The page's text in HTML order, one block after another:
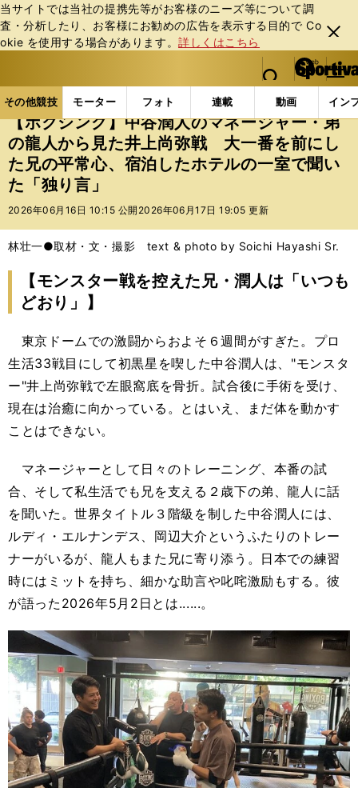
当サイトでは当社の提携先等がお客様のニーズ等について調
査・分析したり、お客様にお勧めの広告を表⽰する⽬的で Co
okie を使⽤する場合があります。詳しくはこちら
閉じ
る
web Sportiva (webスポルティーバ)
検索
マイペ
ー
ジ
メニュ
その他競技 モーター フォト 連載 動画 イン
ス
ポ
ル
テ
ィ
ー
バ
その他競技の記事一覧 格闘技 ボクシング 【ボ
【ボクシング】中谷潤人のマネージャー・弟
の龍人から見た井上尚弥戦 大一番を前にし
た兄の平常心、宿泊したホテルの一室で聞い
た「独り言」
2026年06月16日 10:15 公開 2026年06月17日 19:05 更新
林壮一●取材・文・撮影 text & photo by Soichi Hayashi Sr.
【モンスター戦を控えた兄・潤人は「いつも
どおり」】
東京ドームでの激闘からおよそ６週間がすぎた。プロ
生活33戦目にして初黒星を喫した中谷潤人は、"モンスタ
ー"井上尚弥戦で左眼窩底を骨折。試合後に手術を受け、
現在は治癒に向かっている。とはいえ、まだ体を動かす
ことはできない。
マネージャーとして日々のトレーニング、本番の試
合、そして私生活でも兄を支える２歳下の弟、龍人に話
を聞いた。世界タイトル３階級を制した中谷潤人には、
ルディ・エルナンデス、岡辺大介というふたりのトレー
ナーがいるが、龍人もまた兄に寄り添う。日本での練習
時にはミットを持ち、細かな助言や叱咤激励もする。彼
が語った2026年5月2日とは......。